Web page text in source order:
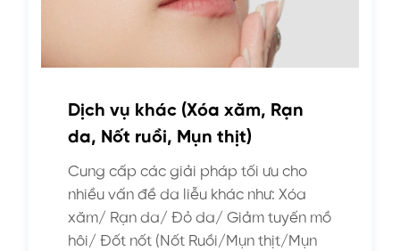
Dịch vụ khác (Xóa xăm, Rạn
da, Nốt ruồi, Mụn thịt)
Cung cấp các giải pháp tối ưu cho
nhiều vấn đề da liễu khác như: Xóa
xăm/ Rạn da/ Đỏ da/ Giảm tuyến mồ
hôi/ Đốt nốt (Nốt Ruồi/Mụn thịt/Mụn